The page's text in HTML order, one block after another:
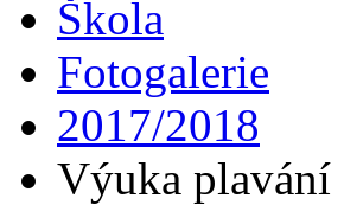
Škola
Fotogalerie
2017/2018
Výuka plavání